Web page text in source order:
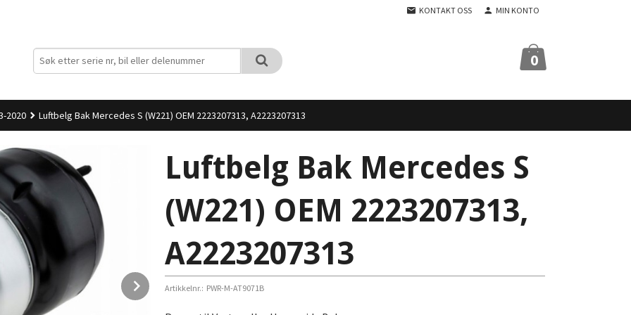
KONTAKT OSS MIN KONTO
0
2020 Luftbelg Bak Mercedes S (W221) OEM 2223207313, A2223207313
Next
Luftbelg Bak Mercedes S
(W221) OEM 2223207313,
A2223207313
Artikkelnr.: PWR-M-AT9071B